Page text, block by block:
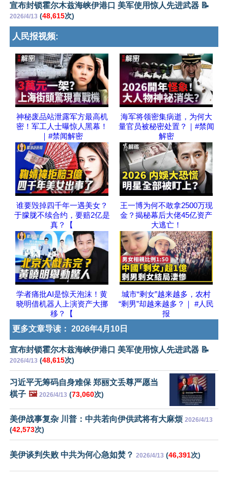
宣布封锁霍尔木兹海峡伊港口 美军使用惊人先进武器 📝
2026/4/13 (48,615次)
人民报视频:
神秘废品站泄露军方最高机
密！军工人士曝惊人黑幕！
｜#禁闻解密
海军将领密集病逝，为何大
量官员被秘密处置？｜#禁闻
解密
谁要毁掉四千年一遇美女？
于朦胧不续合约，要赔2亿是
真？【
王一博为何不敢拿2500万现
金？揭秘幕后大佬45亿资产
大逃亡！
学者痛批AI是惊天泡沫！黄
晓明借机器人上演资产大挪
移？【
城市“剩女”越来越多，农村
“剩男”却越来越多？｜ #人民
报
更多文章导读： 2026年4月10日
宣布封锁霍尔木兹海峡伊港口 美军使用惊人先进武器 📝
2026/4/13 (48,615次)
习近平无筹码自身难保 郑丽文丢尊严愿当
棋子 🖼️ 2026/4/13 (73,060次)
美伊战事复杂 川普：中共若向伊供武将有大麻烦 2026/4/13
(42,573次)
美伊谈判失败 中共为何心急如焚？ 2026/4/13 (46,391次)